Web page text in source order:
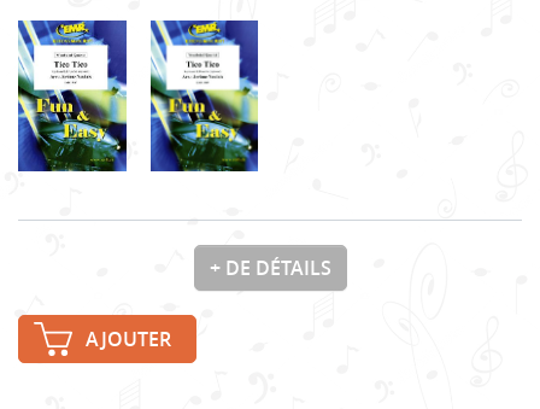
+ DE DÉTAILS
AJOUTER